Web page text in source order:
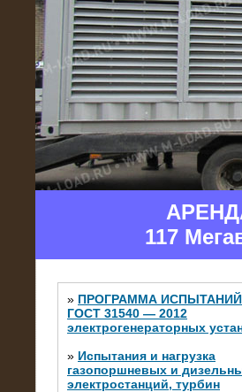
117
» ПРОГРАММА ИСПЫТАНИЙ
ГОСТ 31540 — 2012
электрогенераторных
» Испытания и нагрузка
газопоршневых и
электростанций, турбин